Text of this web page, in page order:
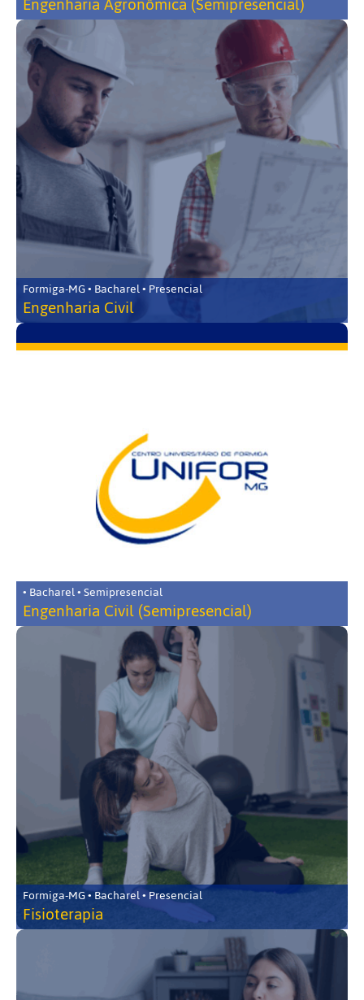
Formiga-MG • Bacharel • Presencial
Engenharia Civil
• Bacharel • Semipresencial
Engenharia Civil (Semipresencial)
Formiga-MG • Bacharel • Presencial
Fisioterapia